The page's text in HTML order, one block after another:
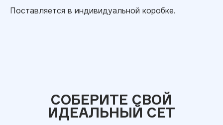
Поставляется в индивидуальной коробке.
СОБЕРИТЕ СВОЙ
ИДЕАЛЬНЫЙ СЕТ